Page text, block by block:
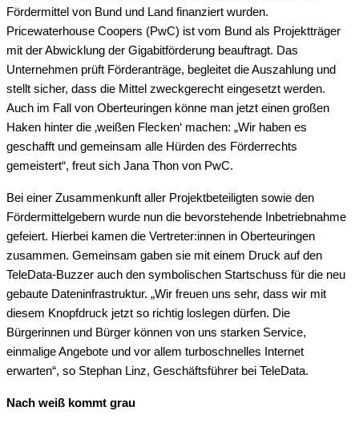
Fördermittel von Bund und Land finanziert wurden.
Pricewaterhouse Coopers (PwC) ist vom Bund als Projektträger
mit der Abwicklung der Gigabitförderung beauftragt. Das
Unternehmen prüft Förderanträge, begleitet die Auszahlung und
stellt sicher, dass die Mittel zweckgerecht eingesetzt werden.
Auch im Fall von Oberteuringen könne man jetzt einen großen
Haken hinter die ‚weißen Flecken‘ machen: „Wir haben es
geschafft und gemeinsam alle Hürden des Förderrechts
gemeistert“, freut sich Jana Thon von PwC.
Bei einer Zusammenkunft aller Projektbeteiligten sowie den
Fördermittelgebern wurde nun die bevorstehende Inbetriebnahme
gefeiert. Hierbei kamen die Vertreter:innen in Oberteuringen
zusammen. Gemeinsam gaben sie mit einem Druck auf den
TeleData-Buzzer auch den symbolischen Startschuss für die neu
gebaute Dateninfrastruktur. „Wir freuen uns sehr, dass wir mit
diesem Knopfdruck jetzt so richtig loslegen dürfen. Die
Bürgerinnen und Bürger können von uns starken Service,
einmalige Angebote und vor allem turboschnelles Internet
erwarten“, so Stephan Linz, Geschäftsführer bei TeleData.
Nach weiß kommt grau